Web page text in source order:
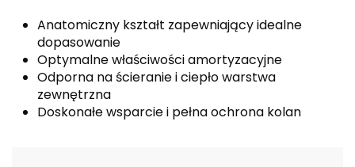
Anatomiczny kształt zapewniający idealne
dopasowanie
Optymalne właściwości amortyzacyjne
Odporna na ścieranie i ciepło warstwa
zewnętrzna
Doskonałe wsparcie i pełna ochrona kolan